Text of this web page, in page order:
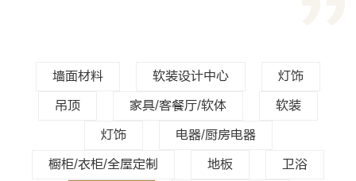
墙面材料 软装设计中心 灯饰
吊顶 家具/客餐厅/软体 软装
灯饰 电器/厨房电器
橱柜/衣柜/全屋定制 地板 卫浴